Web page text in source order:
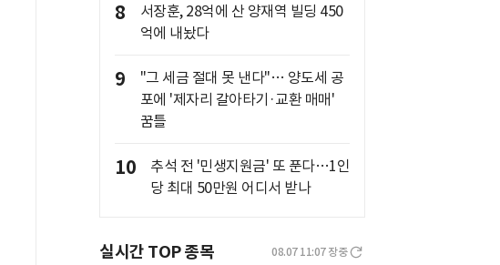
8
서장훈, 28억에 산 양재역 빌딩 450
억에 내놨다
9
"그 세금 절대 못 낸다"… 양도세 공
포에 '제자리 갈아타기·교환 매매'
꿈틀
10
추석 전 '민생지원금' 또 푼다…1인
당 최대 50만원 어디서 받나
실시간 TOP 종목 08.07 11:07 장중